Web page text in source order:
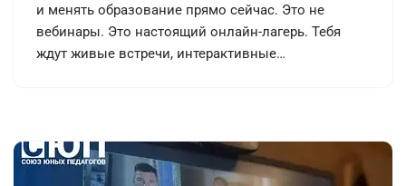
и менять образование прямо сейчас. Это не
вебинары. Это настоящий онлайн-лагерь. Тебя
ждут живые встречи, интерактивные…